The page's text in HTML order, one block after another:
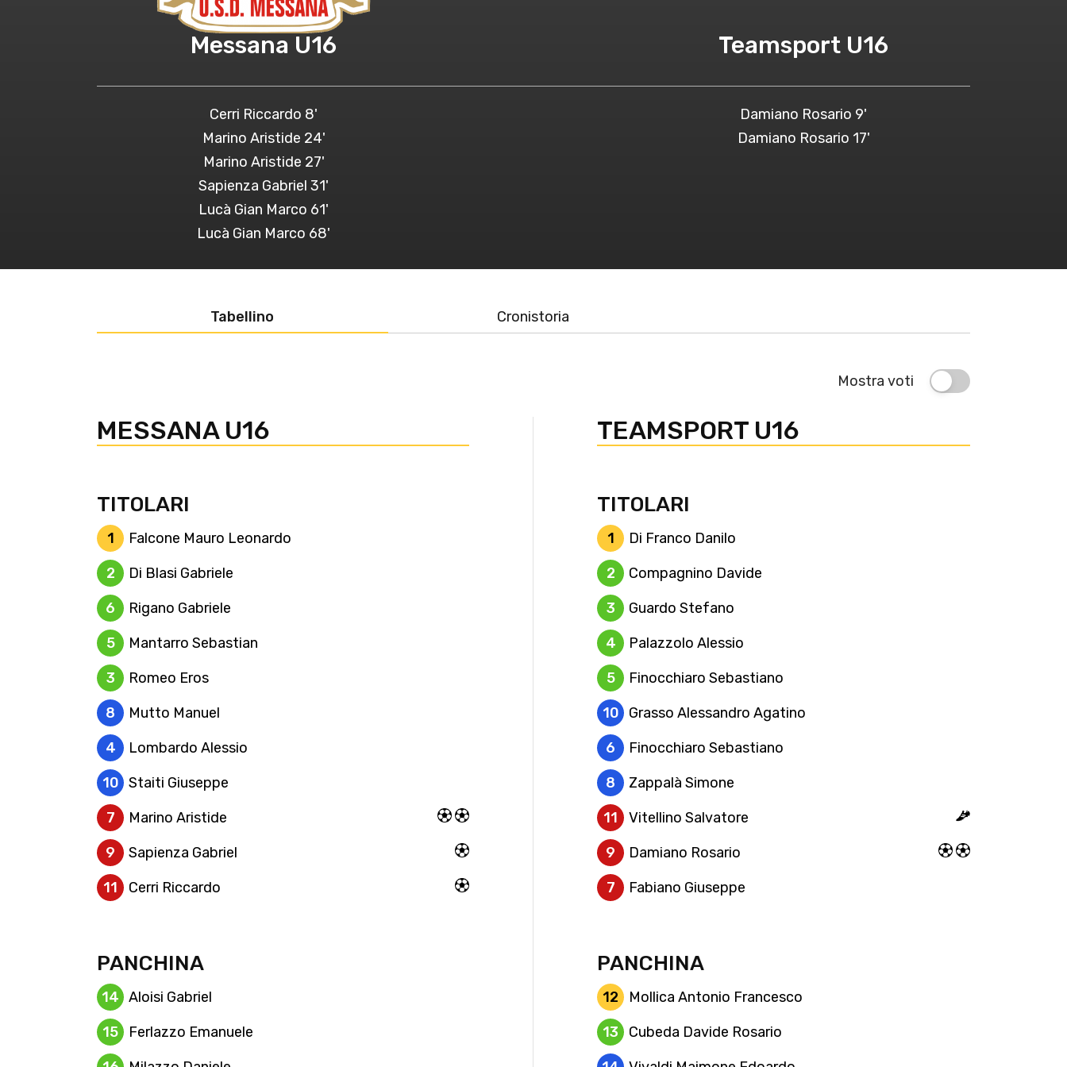
Messana U16 Teamsport U16
Cerri Riccardo 8'
Marino Aristide 24'
Marino Aristide 27'
Sapienza Gabriel 31'
Lucà Gian Marco 61'
Lucà Gian Marco 68'
Damiano Rosario 9'
Damiano Rosario 17'
Tabellino Cronistoria
Mostra voti
MESSANA U16
TITOLARI
1
Falcone Mauro Leonardo
2
Di Blasi Gabriele
6
Rigano Gabriele
5
Mantarro Sebastian
3
Romeo Eros
8
Mutto Manuel
4
Lombardo Alessio
10 Staiti Giuseppe
7
Marino Aristide
9
Sapienza Gabriel
11
Cerri Riccardo
PANCHINA
14 Aloisi Gabriel
15
Ferlazzo Emanuele
TEAMSPORT U16
TITOLARI
1
Di Franco Danilo
2
Compagnino Davide
3
Guardo Stefano
4
Palazzolo Alessio
5
Finocchiaro Sebastiano
10
Grasso Alessandro Agatino
6
Finocchiaro Sebastiano
8
Zappalà Simone
11
Vitellino Salvatore
9
Damiano Rosario
7
Fabiano Giuseppe
PANCHINA
12
Mollica Antonio Francesco
13
Cubeda Davide Rosario